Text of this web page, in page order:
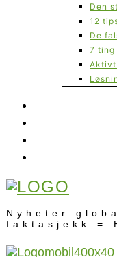
Den
12
De
7 ting
Nyheter
faktasjekk =